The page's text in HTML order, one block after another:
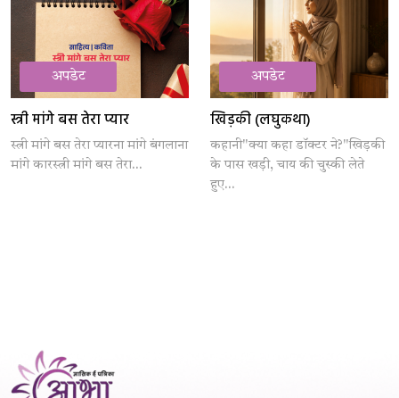
अपडेट
स्त्री मांगे बस तेरा प्यार
स्त्री मांगे बस तेरा प्यारना मांगे बंगलाना
मांगे कारस्त्री मांगे बस तेरा...
अपडेट
खिड़की (लघुकथा)
कहानी"क्या कहा डॉक्टर ने?"खिड़की
के पास खड़ी, चाय की चुस्की लेते
हुए...